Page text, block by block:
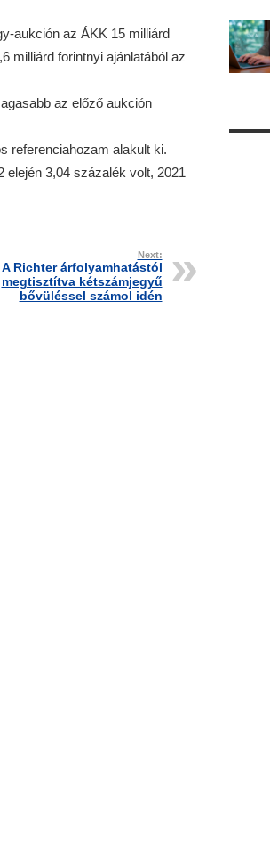
aukción az ÁKK 15 milliárd
milliárd forintnyi ajánlatából az
az előző aukción
referenciahozam alakult ki.
3,04 százalék volt, 2021
Next:
A Richter árfolyamhatástól
megtisztítva kétszámjegyű
bővüléssel számol idén